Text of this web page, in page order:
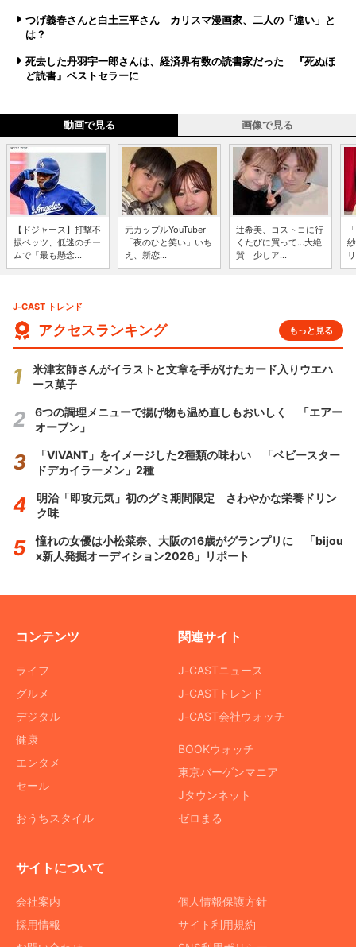
つげ義春さんと白土三平さん カリスマ漫画家、二人の「違い」と
は？
死去した丹羽宇一郎さんは、経済界有数の読書家だった 『死ぬほ
ど読書』ベストセラーに
動画で見る 画像で見る
【ドジャース】打撃不
振ベッツ、低迷のチー
ムで「最も懸念...
元カップルYouTuber
「夜のひと笑い」いち
え、新恋...
辻希美、コストコに行
くたびに買って...大絶
賛 少しア...
J-CAST トレンド
アクセスランキング もっと見る
米津玄師さんがイラストと文章を手がけたカード入りウエハ
ース菓子
6つの調理メニューで揚げ物も温め直しもおいしく 「エアー
オーブン」
「VIVANT」をイメージした2種類の味わい 「ベビースター
ドデカイラーメン」2種
明治「即攻元気」初のグミ期間限定 さわやかな栄養ドリン
ク味
憧れの女優は小松菜奈、大阪の16歳がグランプリに 「bijou
x新人発掘オーディション2026」リポート
コンテンツ
ライフ
グルメ
デジタル
健康
エンタメ
セール
おうちスタイル
関連サイト
J-CASTニュース
J-CASTトレンド
J-CAST会社ウォッチ
BOOKウォッチ
東京バーゲンマニア
Jタウンネット
ゼロまる
サイトについて
会社案内
採用情報
個人情報保護方針
サイト利用規約